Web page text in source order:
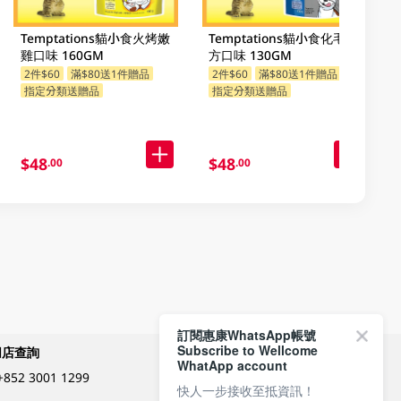
Temptations貓小食火烤嫩
雞口味 160GM
2件$60
滿$80送1件贈品
指定分類送贈品
$48.00
Temptations貓小食化毛配
方口味 130GM
2件$60
滿$80送1件贈品
指定分類送贈品
$48.00
查詢
3001 1299
付款方式
訂閱惠康WhatsApp帳號
Subscribe to Wellcome
WhatApp account
快人一步接收至抵資訊！